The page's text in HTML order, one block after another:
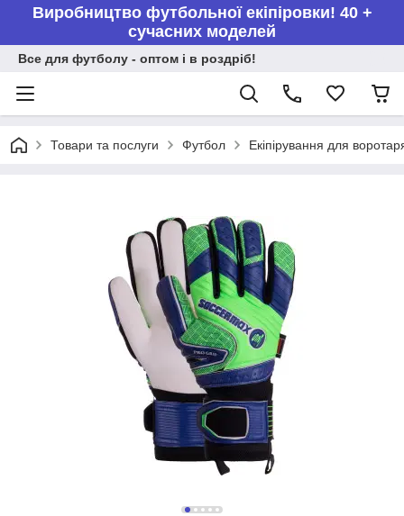
Виробництво футбольної екіпіровки! 40 +
сучасних моделей
Все для футболу - оптом і в роздріб!
Товари та послуги Футбол Екіпірування для